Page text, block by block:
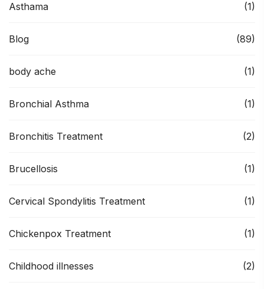
Asthama (1)
Blog (89)
body ache (1)
Bronchial Asthma (1)
Bronchitis Treatment (2)
Brucellosis (1)
Cervical Spondylitis Treatment (1)
Chickenpox Treatment (1)
Childhood illnesses (2)